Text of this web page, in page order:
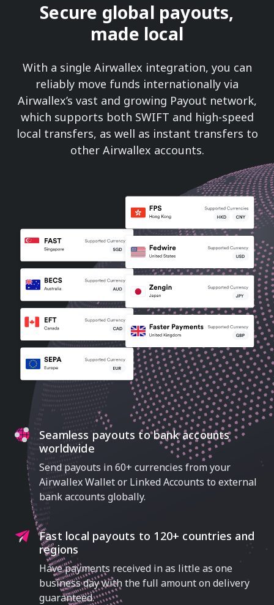
Secure global payouts,
made local
With a single Airwallex integration, you can
reliably move funds internationally via
Airwallex’s vast and growing Payout network,
which supports both SWIFT and high-speed
local transfers, as well as instant transfers to
other Airwallex accounts.
Seamless payouts to bank accounts
worldwide
Send payouts in 60+ currencies from your
Airwallex Wallet or Linked Accounts to external
bank accounts globally.
Fast local payouts to 120+ countries and
regions
Have payments received in as little as one
business day with the full amount on delivery
guaranteed.